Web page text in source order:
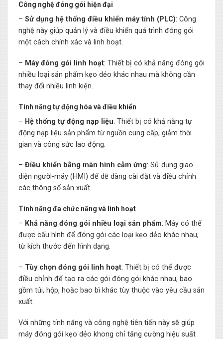
Công nghệ đóng gói hiện đại
– Sử dụng hệ thống điều khiển máy tính (PLC): Công
nghệ này giúp quản lý và điều khiển quá trình đóng gói
một cách chính xác và linh hoạt.
– Máy đóng gói linh hoạt: Thiết bị có khả năng đóng gói
nhiều loại sản phẩm kẹo dẻo khác nhau mà không cần
thay đổi nhiều linh kiện.
Tính năng tự động hóa và điều khiển
– Hệ thống tự động nạp liệu: Thiết bị có khả năng tự
động nạp liệu sản phẩm từ nguồn cung cấp, giảm thời
gian và công sức lao động.
– Điều khiển bằng màn hình cảm ứng: Sử dụng giao
diện người-máy (HMI) để dễ dàng cài đặt và điều chỉnh
các thông số sản xuất.
Tính năng đa chức năng và linh hoạt
– Khả năng đóng gói nhiều loại sản phẩm: Máy có thể
được cấu hình để đóng gói các loại kẹo dẻo khác nhau,
từ kích thước đến hình dạng.
– Tùy chọn đóng gói linh hoạt: Thiết bị có thể được
điều chỉnh để tạo ra các gói đóng gói khác nhau, bao
gồm túi, hộp, hoặc bao bì khác tùy thuộc vào yêu cầu sản
xuất.
Với những tính năng và công nghệ tiên tiến này sẽ giúp
máy đóng gói kẹo dẻo khong chỉ tăng cường hiệu suất